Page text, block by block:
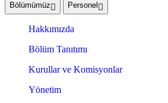
Bölümümüz Personel
Hakkımızda
Bölüm Tanıtımı
Kurullar ve Komisyonlar
Yönetim